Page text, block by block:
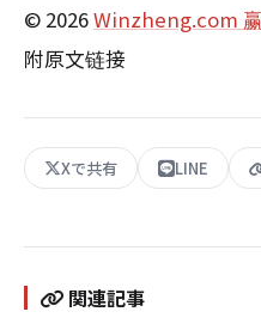
© 2026Winzheng.com
附原文链接
Xで共有 LINE
関連記事